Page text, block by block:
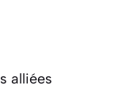
alliées